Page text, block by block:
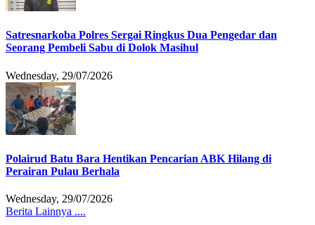
Satresnarkoba Polres Sergai Ringkus Dua Pengedar dan
Seorang Pembeli Sabu di Dolok Masihul
Wednesday, 29/07/2026
Polairud Batu Bara Hentikan Pencarian ABK Hilang di
Perairan Pulau Berhala
Wednesday, 29/07/2026
Berita Lainnya ....